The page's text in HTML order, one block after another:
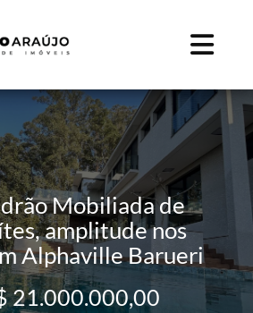
Mobiliada de
amplitude nos
Alphaville Barueri
21.000.000,00